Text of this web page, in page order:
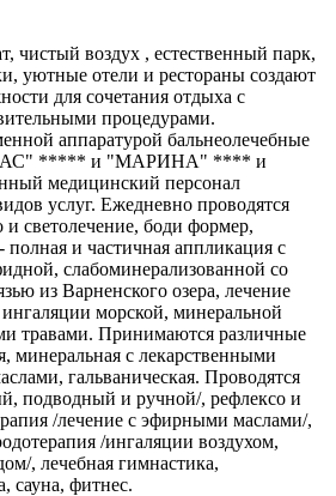
чистый воздух , естественный парк,
уютные отели и рестораны создают
для сочетания отдыха с
процедурами.
аппаратурой бальнеолечебные
***** и "МАРИНА" **** и
медицинский персонал
услуг. Ежедневно проводятся
и светолечение, боди формер,
полная и частичная аппликация с
слабоминерализованной со
из Варненского озера, лечение
морской, минеральной
травами. Принимаются различные
минеральная с лекарственными
гальваническая. Проводятся
подводный и ручной/, рефлексо и
/лечение с эфирными маслами/,
/ингаляции воздухом,
, лечебная гимнастика,
сауна, фитнес.